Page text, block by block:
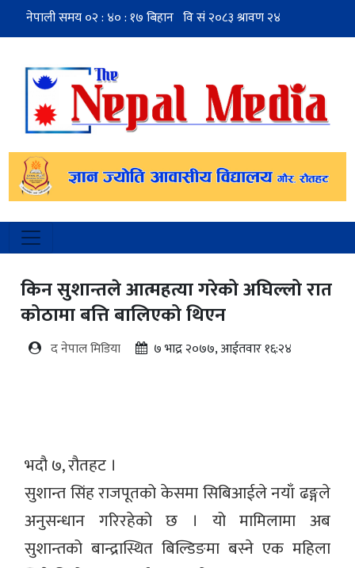
किन सुशान्तले आत्महत्या गरेको अघिल्लो रात
कोठामा बत्ति बालिएको थिएन
द नेपाल मिडिया ७ भाद्र २०७७, आईतवार १६:२४
भदौ ७, रौतहट ।
सुशान्त सिंह राजपूतको केसमा सिबिआईले नयाँ ढङ्गले
अनुसन्धान गरिरहेको छ । यो मामिलामा अब
सुशान्तको बान्द्रास्थित बिल्डिङमा बस्ने एक महिला